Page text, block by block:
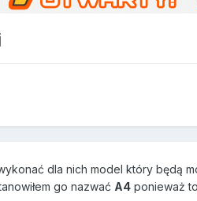
dla nich model który będą
go nazwać A4ponieważ to